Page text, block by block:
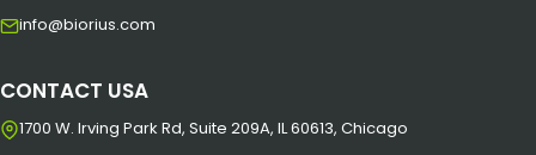
info@biorius.com
CONTACT USA
1700 W. Irving Park Rd, Suite 209A, IL 60613, Chicago